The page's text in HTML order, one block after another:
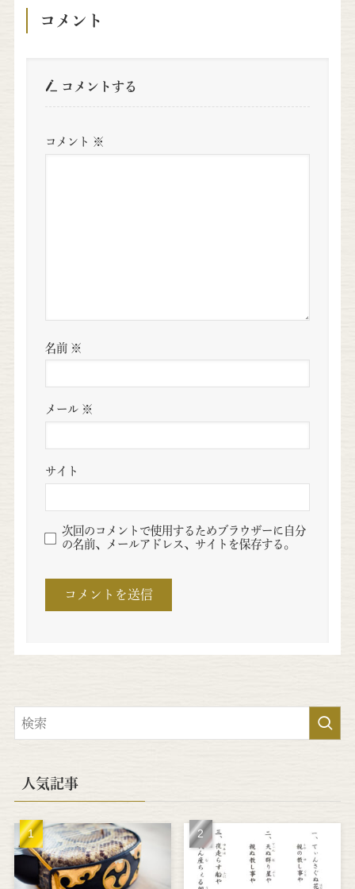
コメント
コメントする
コメント ※
名前 ※
メール ※
サイト
次回のコメントで使用するためブラウザーに自分
の名前、メールアドレス、サイトを保存する。
人気記事